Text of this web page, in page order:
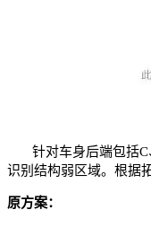
针对车身后端包括
识别结构弱区域。根据
原方案：